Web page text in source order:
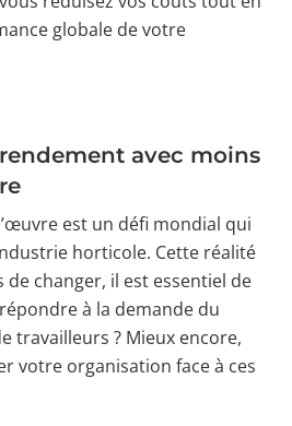
globale de votre
avec moins
est un défi mondial qui
horticole. Cette réalité
changer, il est essentiel de
à la demande du
travailleurs ? Mieux encore,
votre organisation face à ces